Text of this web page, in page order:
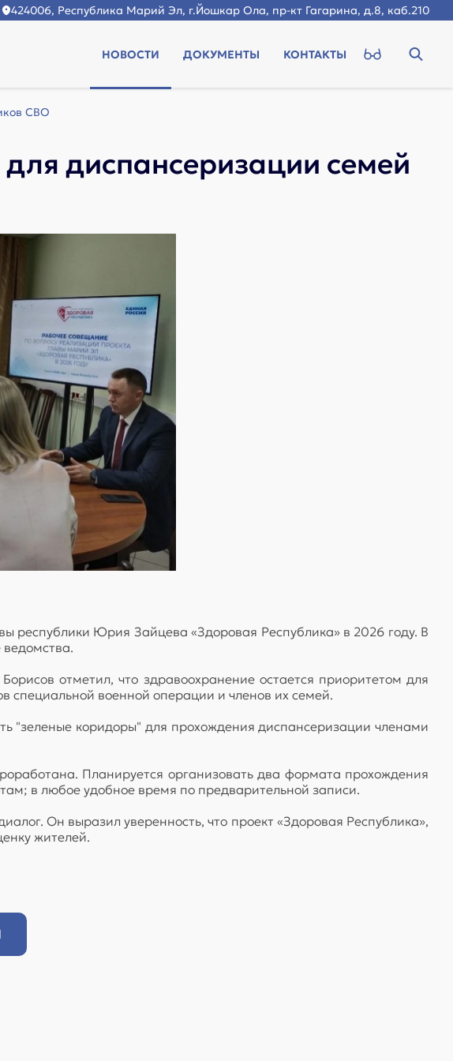
424006, Республика Марий Эл, г.Йошкар Ола, пр-кт Гагарина, д.8, каб.210
НОВОСТИ ДОКУМЕНТЫ КОНТАКТЫ
СВО
диспансеризации семей
Юрия Зайцева «Здоровая Республика» в 2026 году. В
отметил, что здравоохранение остается приоритетом для
специальной военной операции и членов их семей.
"зеленые коридоры" для прохождения диспансеризации членами
Планируется организовать два формата прохождения
в любое удобное время по предварительной записи.
Он выразил уверенность, что проект «Здоровая Республика»,
жителей.